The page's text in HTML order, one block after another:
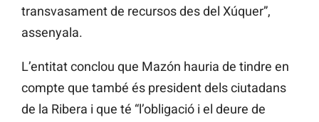
transvasament de recursos des del Xúquer”,
assenyala.
L’entitat conclou que Mazón hauria de tindre en
compte que també és president dels ciutadans
de la Ribera i que té “l’obligació i el deure de